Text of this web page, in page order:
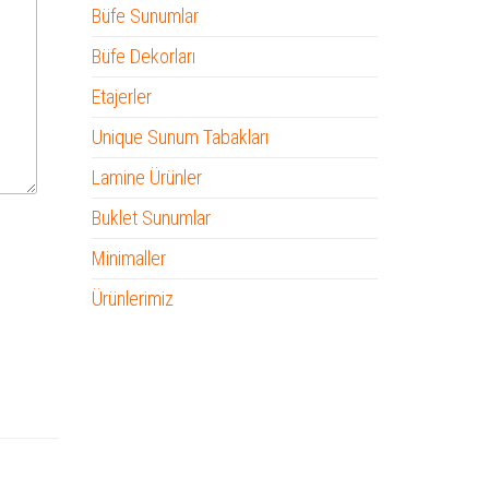
Büfe Sunumlar
Büfe Dekorları
Etajerler
Unique Sunum Tabakları
Lamine Ürünler
Buklet Sunumlar
Minimaller
Ürünlerimiz